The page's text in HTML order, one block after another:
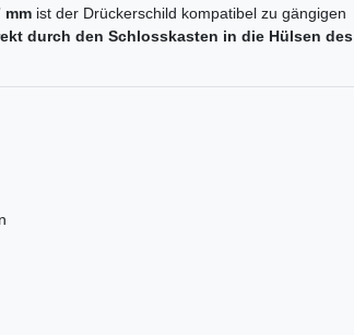
mm ist der Drückerschild kompatibel zu gängigen
durch den Schlosskasten in die Hülsen des